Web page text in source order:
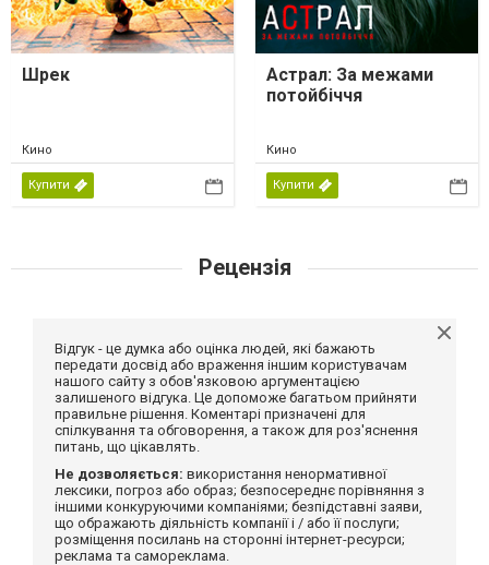
Шрек
Кино
Купити
Астрал: За межами
потойбіччя
Кино
Купити
Рецензія
Відгук - це думка або оцінка людей, які бажають
передати досвід або враження іншим користувачам
нашого сайту з обов'язковою аргументацією
залишеного відгука. Це допоможе багатьом прийняти
правильне рішення. Коментарі призначені для
спілкування та обговорення, а також для роз'яснення
питань, що цікавлять.
Не дозволяється: використання ненормативної
лексики, погроз або образ; безпосереднє порівняння з
іншими конкуруючими компаніями; безпідставні заяви,
що ображають діяльність компанії і / або її послуги;
розміщення посилань на сторонні інтернет-ресурси;
реклама та самореклама.